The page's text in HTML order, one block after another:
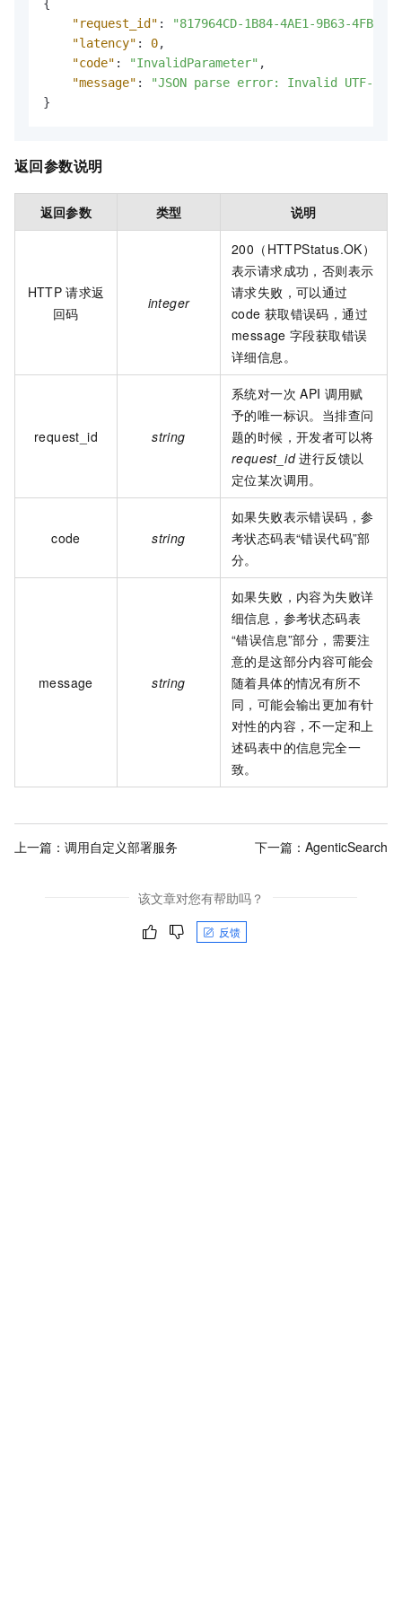
{
"request_id" :
"817964CD-1B84-4AE1-9B63-
"latency" : 0,
"code" : "InvalidParameter" ,
"message" :
"JSON parse error: Invalid UTF-8
}
返回参数说明
返回参数 类型 说明
HTTP 请求返
回码
integer
200（HTTPStatus.OK）
表示请求成功，否则表示
请求失败，可以通过
code 获取错误码，通过
message 字段获取错误
详细信息。
request_id string
系统对一次 API 调用赋
予的唯一标识。当排查问
题的时候，开发者可以将
request_id进行反馈以
定位某次调用。
code string
如果失败表示错误码，参
考状态码表“错误代码”部
分。
message string
如果失败，内容为失败详
细信息，参考状态码表
“错误信息”部分，需要注
意的是这部分内容可能会
随着具体的情况有所不
同，可能会输出更加有针
对性的内容，不一定和上
述码表中的信息完全一
致。
上一篇： 调用自定义部署服务 下一篇： AgenticSearch
该文章对您有帮助吗？
反馈